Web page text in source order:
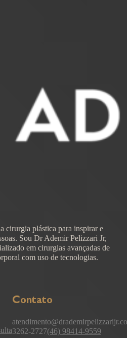
cirurgia plástica para inspirar e
Sou Dr Ademir Pelizzari Jr,
em cirurgias avançadas de
com uso de tecnologias.
Contato
3262-2727(46) 98414-9559